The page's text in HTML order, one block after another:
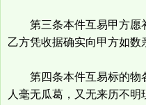
第三条本件互易甲方愿
乙方凭收据确实向甲方如数
第四条本件互易标的物
人毫无瓜葛，又无来历不